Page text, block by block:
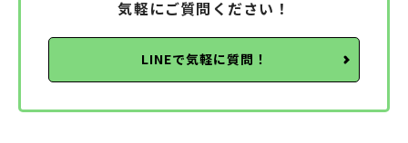
気軽にご質問ください！
LINEで気軽に質問！